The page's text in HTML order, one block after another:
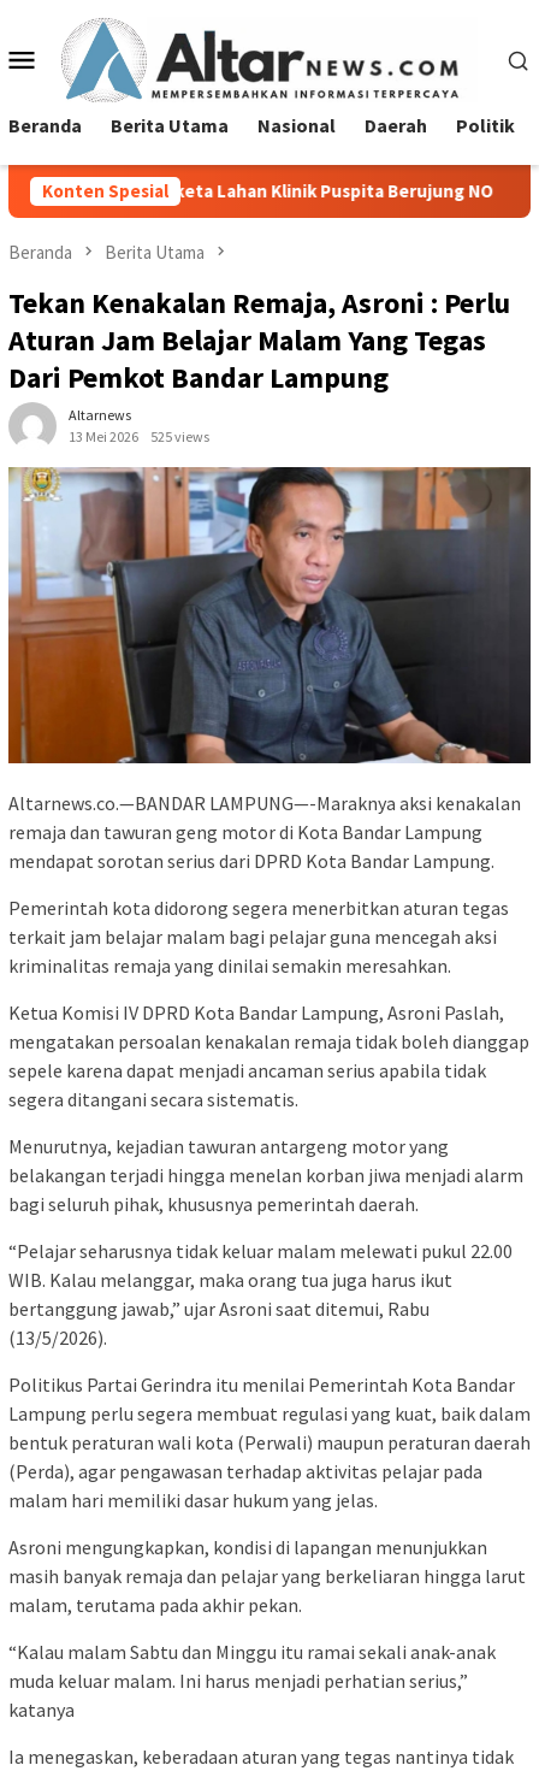
konten Menu
Mobile
Beranda Berita Utama Nasional Daerah Politik
Konten Spesial
Lahan Klinik Puspita Berujung NO Sambut Hari
Beranda Berita Utama
Tekan Kenakalan Remaja, Asroni : Perlu
Aturan Jam Belajar Malam Yang Tegas
Dari Pemkot Bandar Lampung
Altarnews
13 Mei 2026
525 views
Altarnews.co.—BANDAR LAMPUNG—-Maraknya aksi kenakalan
remaja dan tawuran geng motor di Kota Bandar Lampung
mendapat sorotan serius dari DPRD Kota Bandar Lampung.
Pemerintah kota didorong segera menerbitkan aturan tegas
terkait jam belajar malam bagi pelajar guna mencegah aksi
kriminalitas remaja yang dinilai semakin meresahkan.
Ketua Komisi IV DPRD Kota Bandar Lampung, Asroni Paslah,
mengatakan persoalan kenakalan remaja tidak boleh dianggap
sepele karena dapat menjadi ancaman serius apabila tidak
segera ditangani secara sistematis.
Menurutnya, kejadian tawuran antargeng motor yang
belakangan terjadi hingga menelan korban jiwa menjadi alarm
bagi seluruh pihak, khususnya pemerintah daerah.
“Pelajar seharusnya tidak keluar malam melewati pukul 22.00
WIB. Kalau melanggar, maka orang tua juga harus ikut
bertanggung jawab,” ujar Asroni saat ditemui, Rabu
(13/5/2026).
Politikus Partai Gerindra itu menilai Pemerintah Kota Bandar
Lampung perlu segera membuat regulasi yang kuat, baik dalam
bentuk peraturan wali kota (Perwali) maupun peraturan daerah
(Perda), agar pengawasan terhadap aktivitas pelajar pada
malam hari memiliki dasar hukum yang jelas.
Asroni mengungkapkan, kondisi di lapangan menunjukkan
masih banyak remaja dan pelajar yang berkeliaran hingga larut
malam, terutama pada akhir pekan.
“Kalau malam Sabtu dan Minggu itu ramai sekali anak-anak
muda keluar malam. Ini harus menjadi perhatian serius,”
katanya
Ia menegaskan, keberadaan aturan yang tegas nantinya tidak